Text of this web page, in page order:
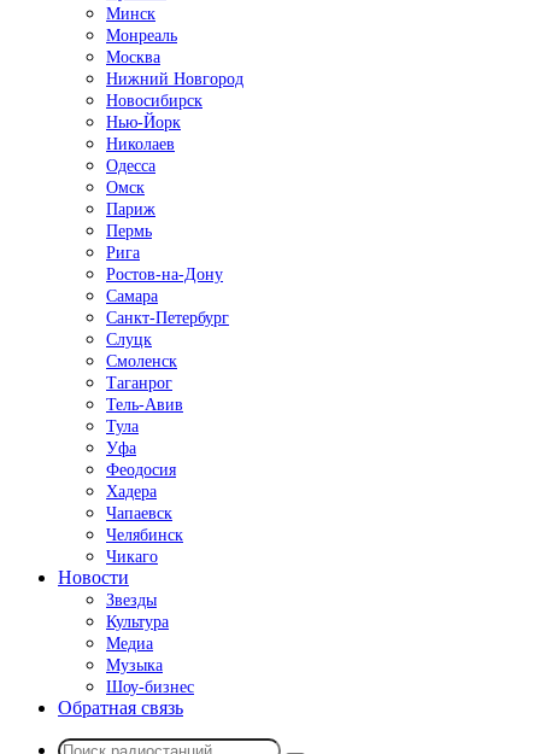
Минск
Монреаль
Москва
Нижний Новгород
Новосибирск
Нью-Йорк
Николаев
Одесса
Омск
Париж
Пермь
Рига
Ростов-на-Дону
Самара
Санкт-Петербург
Слуцк
Смоленск
Таганрог
Тель-Авив
Тула
Уфа
Феодосия
Хадера
Чапаевск
Челябинск
Чикаго
Новости
Звезды
Культура
Медиа
Музыка
Шоу-бизнес
Обратная связь